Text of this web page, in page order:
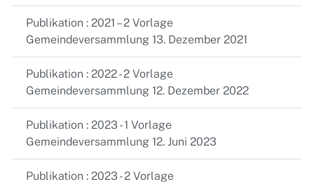
Publikation : 2021 – 2 Vorlage
Gemeindeversammlung 13. Dezember 2021
Publikation : 2022 - 2 Vorlage
Gemeindeversammlung 12. Dezember 2022
Publikation : 2023 - 1 Vorlage
Gemeindeversammlung 12. Juni 2023
Publikation : 2023 - 2 Vorlage